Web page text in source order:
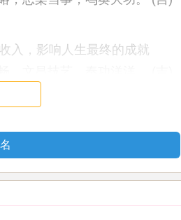
入，影响人生最终的成就
暗示健康、生活是否顺利为：
身平安，可得幸福长寿的配